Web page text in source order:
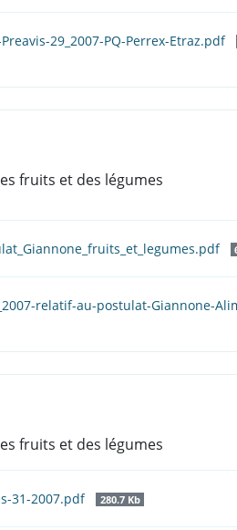
29_2007-PQ-Perrex-Etraz.pdf
fruits et des légumes
relatif-au-postulat-Giannone-
fruits et des légumes
31-2007.pdf 280.7 Kb